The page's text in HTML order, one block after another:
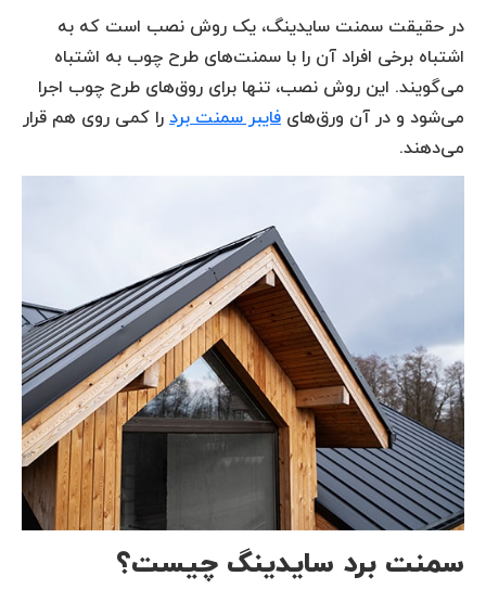
در حقیقت سمنت سایدینگ، یک روش نصب است که به
اشتباه برخی افراد آن را با سمنت‌های طرح چوب به اشتباه
می‌گویند. این روش نصب، تنها برای روق‌های طرح چوب اجرا
می‌شود و در آن ورق‌های فایبر سمنت بردرا کمی روی هم قرار
می‌دهند.
سمنت برد سایدینگ چیست؟